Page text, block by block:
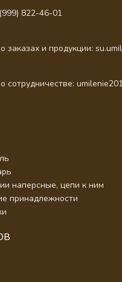
822-46-01
заказах и продукции:
сотрудничестве:
наперсные, цепи к ним
принадлежности